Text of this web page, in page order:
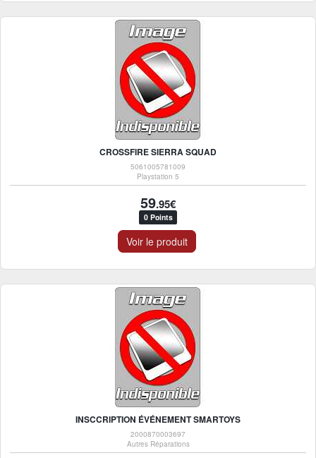
CROSSFIRE SIERRA SQUAD
5061005781009
Playstation 5
59.95€
0 Points
Voir le produit
INSCCRIPTION ÉVÉNEMENT SMARTOYS
2000870003697
Autres Réparations